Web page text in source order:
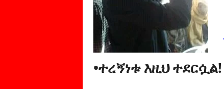
•ተረኝነቱ እዚህ ተደርሷል!